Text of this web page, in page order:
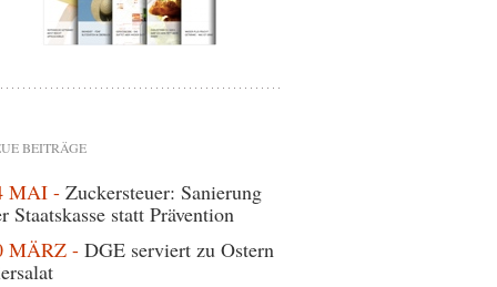
BEITRÄGE
MAI - Zuckersteuer: Sanierung
Staatskasse statt Prävention
MÄRZ - DGE serviert zu Ostern